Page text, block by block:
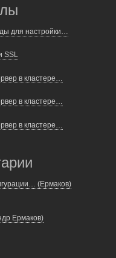
для настройки…
SSL
в кластере…
в кластере…
в кластере…
(Ермаков)
Ермаков)